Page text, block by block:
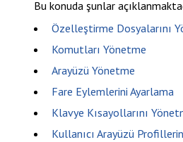
Bu konuda şunlar
Özelleştirme Dosyalarını
Komutları Yönetme
Arayüzü Yönetme
Fare Eylemlerini Ayarlama
Klavye Kısayollarını
Kullanıcı Arayüzü